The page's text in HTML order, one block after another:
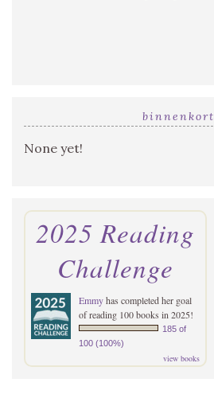
binnenkort
None yet!
2025 Reading
Challenge
Emmyhas completed her goal
of reading 100 books in 2025!
185 of
100 (100%)
view books